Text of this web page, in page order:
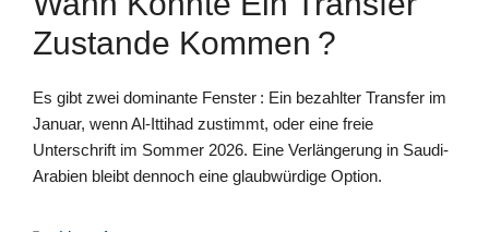
Zustande Kommen ?
Es gibt zwei dominante Fenster : Ein bezahlter Transfer im
Januar, wenn Al-Ittihad zustimmt, oder eine freie
Unterschrift im Sommer 2026. Eine Verlängerung in Saudi-
Arabien bleibt dennoch eine glaubwürdige Option.